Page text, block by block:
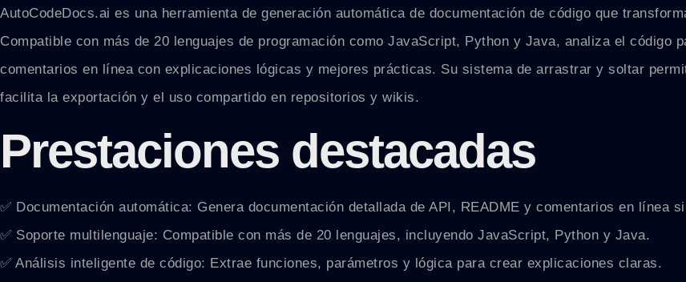
AutoCodeDocs.ai es una herramienta de generación automática de documentación de código que
Compatible con más de 20 lenguajes de programación como JavaScript, Python y Java, analiza el código
comentarios en línea con explicaciones lógicas y mejores prácticas. Su sistema de arrastrar y soltar
facilita la exportación y el uso compartido en repositorios y wikis.
Prestaciones destacadas
✅ Documentación automática: Genera documentación detallada de API, README y comentarios en línea
✅ Soporte multilenguaje: Compatible con más de 20 lenguajes, incluyendo JavaScript, Python y Java.
✅ Análisis inteligente de código: Extrae funciones, parámetros y lógica para crear explicaciones claras.